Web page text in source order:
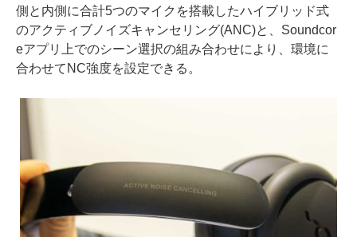
側と内側に合計5つのマイクを搭載したハイブリッド式
のアクティブノイズキャンセリング(ANC)と、Soundcor
eアプリ上でのシーン選択の組み合わせにより、環境に
合わせてNC強度を設定できる。